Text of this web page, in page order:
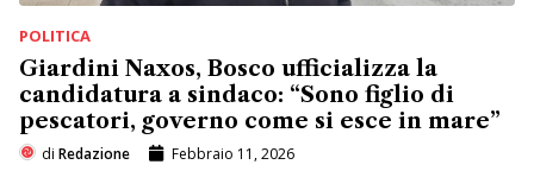
POLITICA
Giardini Naxos, Bosco ufficializza la
candidatura a sindaco: “Sono figlio di
pescatori, governo come si esce in mare”
di Redazione Febbraio 11, 2026